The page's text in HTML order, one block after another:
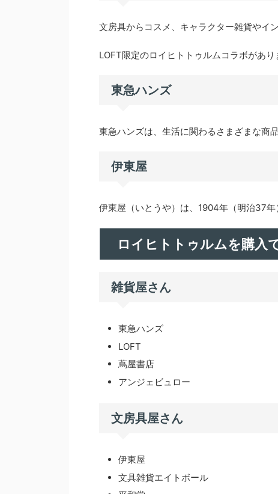
文房具からコスメ、キャラクター雑貨やイ
LOFT限定のロイヒトトゥルムコラボがあり
東急ハンズ
東急ハンズは、生活に関わるさまざまな商
伊東屋
伊東屋（いとうや）は、1904年（明治37年
ロイヒトトゥルムを購入
雑貨屋さん
東急ハンズ
LOFT
蔦屋書店
アンジェビュロー
文房具屋さん
伊東屋
文具雑貨エイトボール